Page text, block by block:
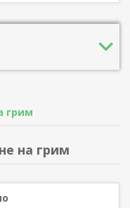
грим
на грим